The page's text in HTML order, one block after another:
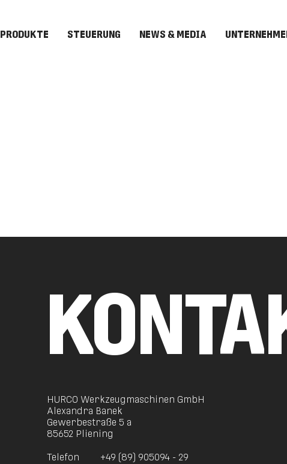
PRODUKTE STEUERUNG NEWS & MEDIA
HURCO Werkzeugmaschinen GmbH
Alexandra Banek
Gewerbestraße 5 a
85652 Pliening
Telefon
+49 (89) 905094 - 29